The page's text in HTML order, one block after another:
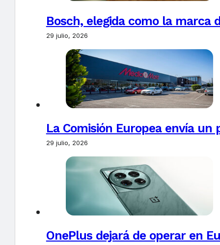
Bosch, elegida como la marca
29 julio, 2026
La Comisión Europea envía un
29 julio, 2026
OnePlus dejará de operar en